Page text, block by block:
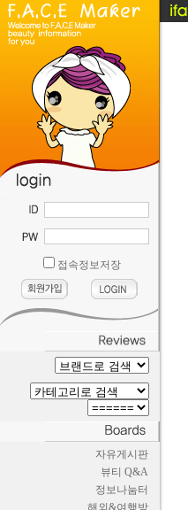
접속정보저장
자유게시판
뷰티 Q&A
정보나눔터
해외&여행방